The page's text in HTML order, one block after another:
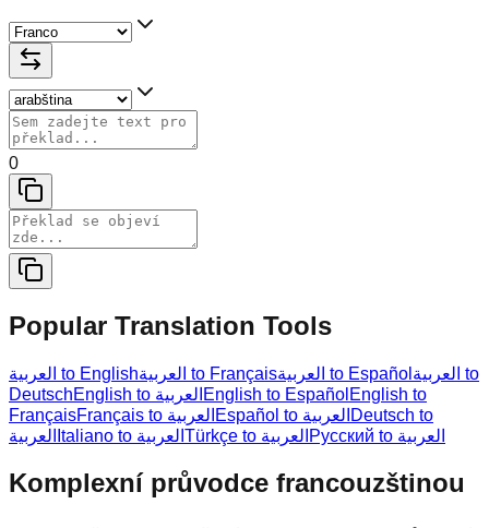
0
Popular Translation Tools
العربية to English العربية to Français العربية to Español العربية to
Deutsch
English to العربية English to Español English to
Français
Français to العربية Español to العربية Deutsch to
العربية
Italiano to العربية Türkçe to العربية Русский to العربية
Komplexní průvodce francouzštinou